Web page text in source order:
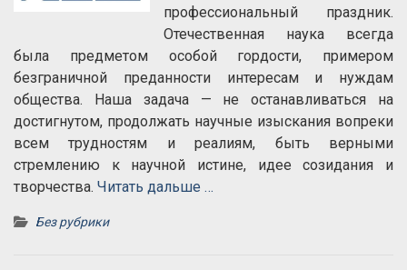
профессиональный праздник.
Отечественная наука всегда
была предметом особой гордости, примером
безграничной преданности интересам и нуждам
общества. Наша задача — не останавливаться на
достигнутом, продолжать научные изыскания вопреки
всем трудностям и реалиям, быть верными
стремлению к научной истине, идее созидания и
творчества. Читать дальше …
Без рубрики